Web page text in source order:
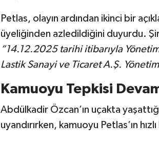
Petlas, olayın ardından ikinci bir
üyeliğinden azledildiğini duyurdu.
“14.12.2025 tarihi itibarıyla
Lastik Sanayi ve Ticaret A.Ş.
Kamuoyu Tepkisi
Abdülkadir Özcan’ın uçakta
uyandırırken, kamuoyu Petlas’ın